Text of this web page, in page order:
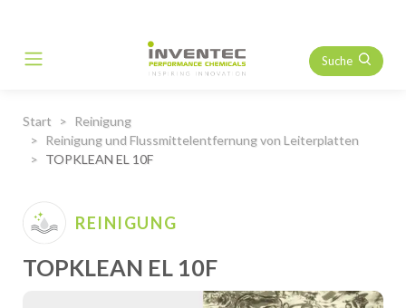
Main Navigation Suche
Start
Reinigung
Reinigung und Flussmittelentfernung von Leiterplatten
TOPKLEAN EL 10F
REINIGUNG
TOPKLEAN EL 10F